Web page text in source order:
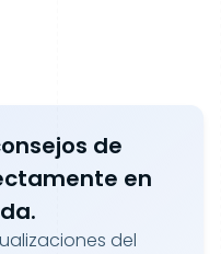
de
en
del